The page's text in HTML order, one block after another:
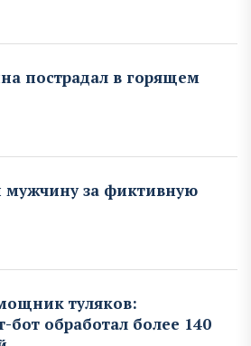
пострадал в горящем
мужчину за фиктивную
туляков:
обработал более 140